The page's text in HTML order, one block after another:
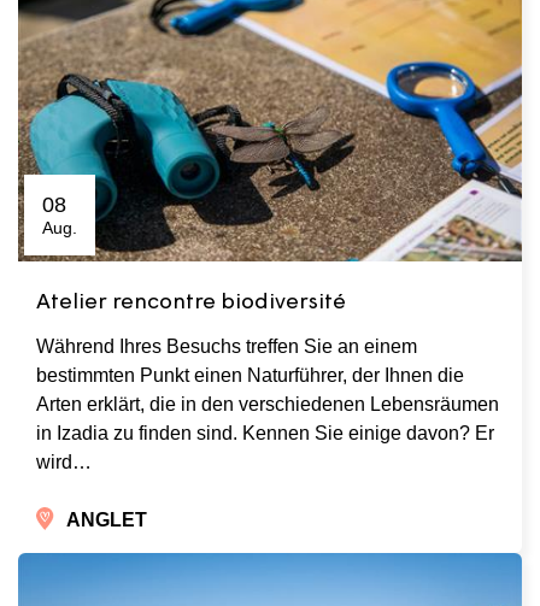
08
Aug.
Atelier rencontre biodiversité
Während Ihres Besuchs treffen Sie an einem
bestimmten Punkt einen Naturführer, der Ihnen die
Arten erklärt, die in den verschiedenen Lebensräumen
in Izadia zu finden sind. Kennen Sie einige davon? Er
wird…
ANGLET